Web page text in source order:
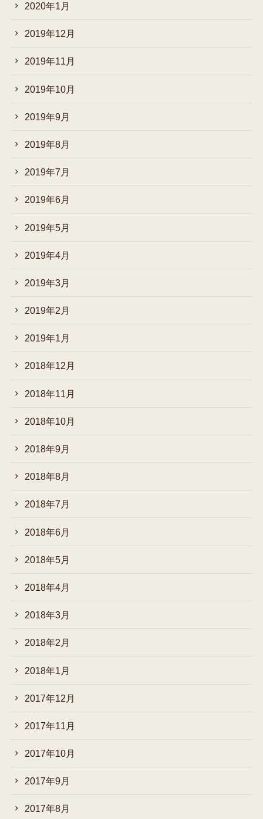
2020年1月
2019年12月
2019年11月
2019年10月
2019年9月
2019年8月
2019年7月
2019年6月
2019年5月
2019年4月
2019年3月
2019年2月
2019年1月
2018年12月
2018年11月
2018年10月
2018年9月
2018年8月
2018年7月
2018年6月
2018年5月
2018年4月
2018年3月
2018年2月
2018年1月
2017年12月
2017年11月
2017年10月
2017年9月
2017年8月